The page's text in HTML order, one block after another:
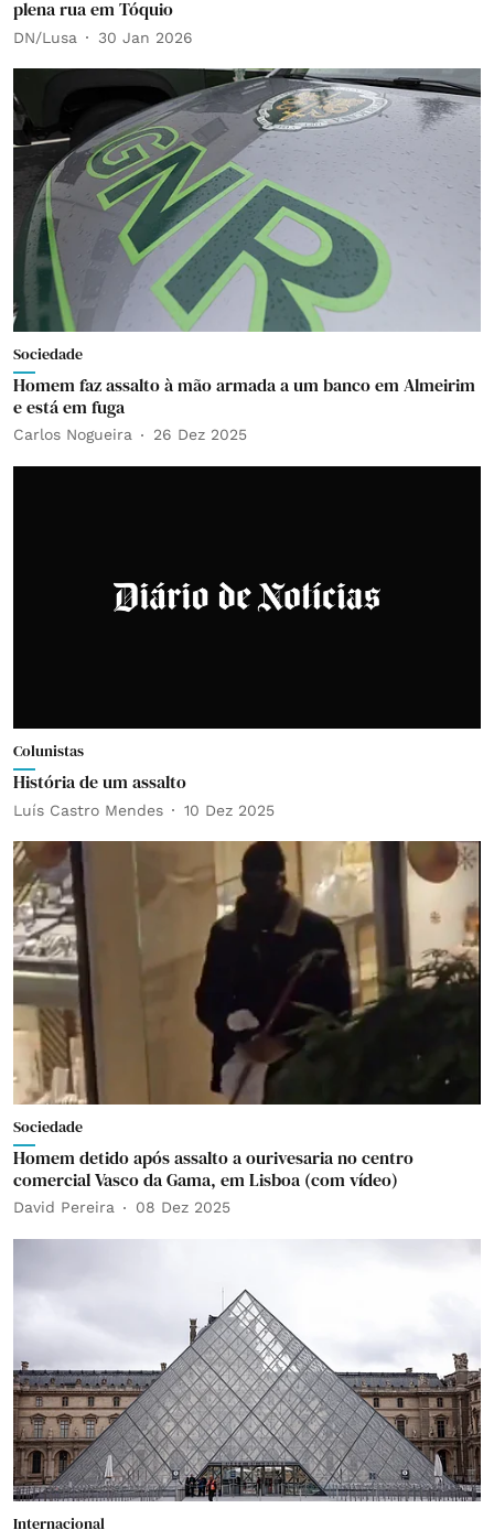
plena rua em Tóquio
DN/Lusa 30 Jan 2026
Sociedade
Homem faz assalto à mão armada a um banco em Almeirim
e está em fuga
Carlos Nogueira 26 Dez 2025
Colunistas
História de um assalto
Luís Castro Mendes 10 Dez 2025
Sociedade
Homem detido após assalto a ourivesaria no centro
comercial Vasco da Gama, em Lisboa (com vídeo)
David Pereira 08 Dez 2025
Internacional